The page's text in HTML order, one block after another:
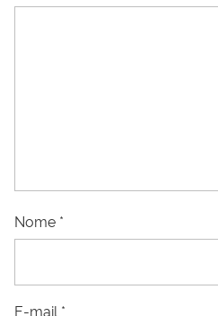
Nome *
E-mail *